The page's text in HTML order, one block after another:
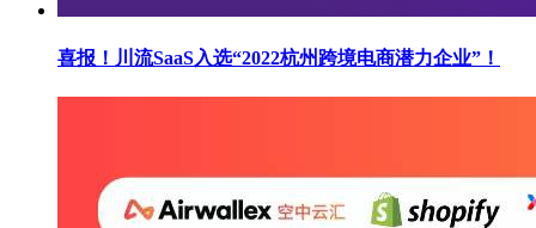
喜报！川流SaaS入选“2022杭州跨境电商潜力企业”！